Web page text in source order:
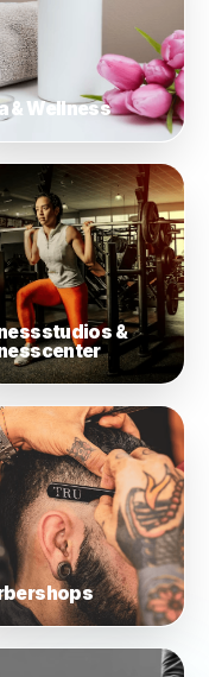
Buchungen,
Spa & Wellness
Fitnesscenter